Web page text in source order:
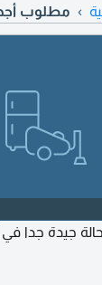
مطلوب
جيدة جدا في